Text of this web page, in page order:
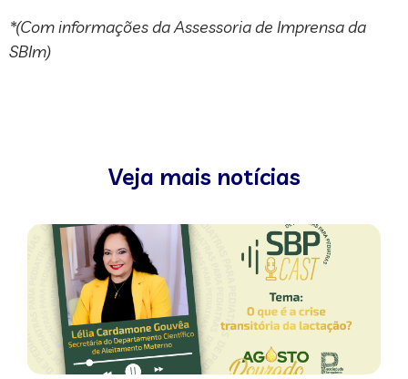
*(Com informações da Assessoria de Imprensa da
SBIm)
Veja mais notícias